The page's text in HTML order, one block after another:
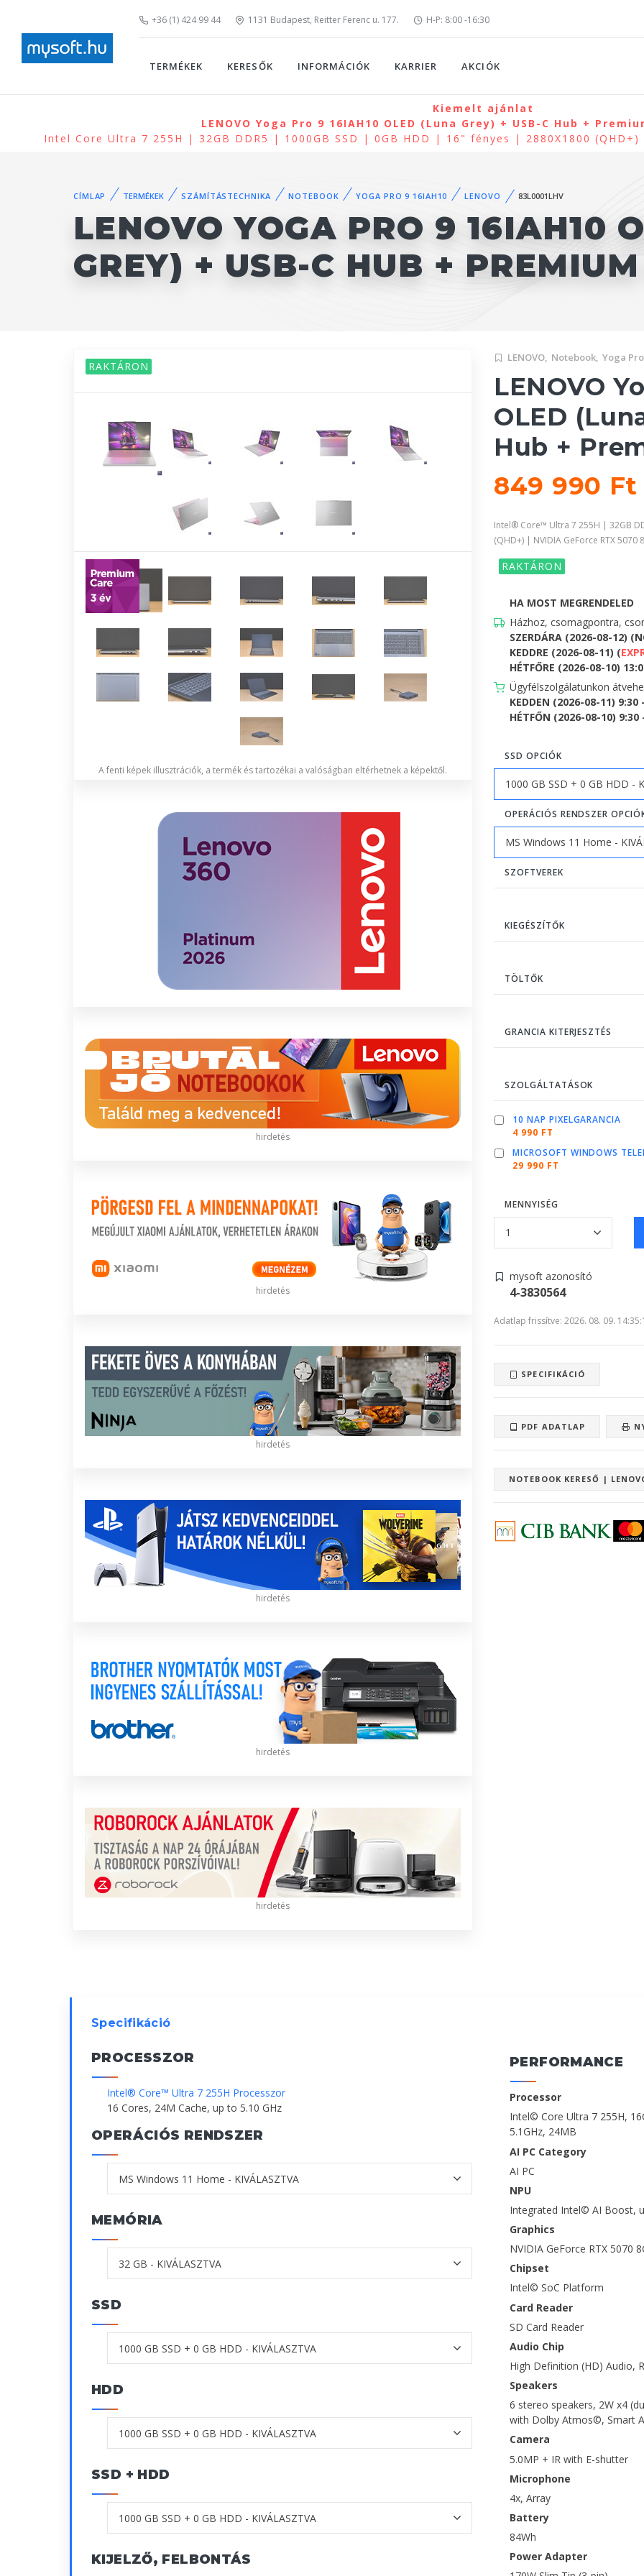
+36 (1) 424 99 44 1131 Budapest, Reitter Ferenc u. 177. H-P: 8:00 -16:30
TERMÉKEK KERESŐK INFORMÁCIÓK KARRIER AKCIÓK
Kiemelt ajánlat
LENOVO Yoga Pro 9 16IAH10 OLED (Luna Grey) + USB-C Hub +
Intel Core Ultra 7 255H | 32GB DDR5 | 1000GB SSD | 0GB HDD | 16" fényes | 2880X1800 (QHD+)
CÍMLAP TERMÉKEK SZÁMÍTÁSTECHNIKA NOTEBOOK YOGA PRO 9 16IAH10 LENOVO 83L0001LHV
LENOVO YOGA PRO 9 16IAH10
GREY) + USB-C HUB +
RAKTÁRON
A fenti képek illusztrációk, a termék és tartozékai a valóságban eltérhetnek a képektől.
hirdetés
hirdetés
hirdetés
hirdetés
hirdetés
hirdetés
LENOVO, Notebook, Yoga
LENOVO
OLED
Hub +
849 990 Ft
Intel® Core™ Ultra 7 255H | 32GB
(QHD+) | NVIDIA GeForce RTX 5070
RAKTÁRON
HA MOST MEGRENDELED
Házhoz, csomagpontra,
SZERDÁRA (2026-08-12)
KEDDRE (2026-08-11) (
HÉTFŐRE (2026-08-10)
Ügyfélszolgálatunkon
KEDDEN (2026-08-11) 9:30
HÉTFŐN (2026-08-10) 9:30
SSD OPCIÓK
OPERÁCIÓS RENDSZER
SZOFTVEREK
KIEGÉSZÍTŐK
TÖLTŐK
GRANCIA KITERJESZTÉS
SZOLGÁLTATÁSOK
10 NAP PIXELGARANCIA
4 990 FT
MICROSOFT WINDOWS
29 990 FT
MENNYISÉG
mysoft azonosító
4-3830564
Adatlap frissítve: 2026. 08. 09.
SPECIFIKÁCIÓ
PDF ADATLAP
NOTEBOOK KERESŐ |
Specifikáció
PROCESSZOR
Intel® Core™ Ultra 7 255H Processzor
16 Cores, 24M Cache, up to 5.10 GHz
OPERÁCIÓS RENDSZER
MEMÓRIA
SSD
HDD
SSD + HDD
KIJELZŐ, FELBONTÁS
PERFORMANCE
Processor
Intel© Core Ultra 7 255H,
5.1GHz, 24MB
AI PC Category
AI PC
NPU
Integrated Intel© AI Boost,
Graphics
NVIDIA GeForce RTX 5070
Chipset
Intel© SoC Platform
Card Reader
SD Card Reader
Audio Chip
High Definition (HD) Audio,
Speakers
6 stereo speakers, 2W x4
with Dolby Atmos©, Smart
Camera
5.0MP + IR with E-shutter
Microphone
4x, Array
Battery
84Wh
Power Adapter